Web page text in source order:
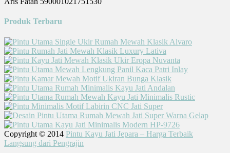
Produk Terbaru
Copyright © 2014 Pintu Kayu Jati Jepara – Harga Terbaik
Langsung dari Pengrajin